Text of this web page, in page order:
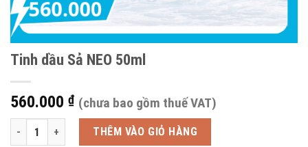
Tinh dầu Sả NEO 50ml
560.000 ₫ (chưa bao gồm thuế VAT)
Tinh dầu Sả NEO 50ml số lượngTHÊM VÀO GIỎ HÀNG